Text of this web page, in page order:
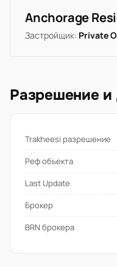
Anchorage
Застройщик: Private
Разрешение и
Trakheesi разрешение
Реф объекта
Last Update
Брокер
BRN брокера